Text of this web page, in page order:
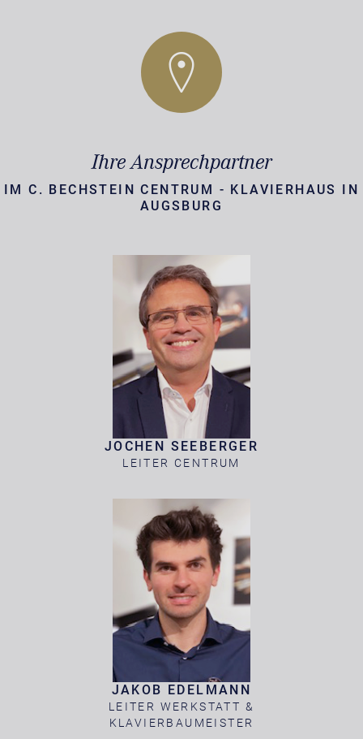
Ihre Ansprechpartner
IM C. BECHSTEIN CENTRUM - KLAVIERHAUS IN
AUGSBURG
JOCHEN SEEBERGER
LEITER CENTRUM
JAKOB EDELMANN
LEITER WERKSTATT &
KLAVIERBAUMEISTER